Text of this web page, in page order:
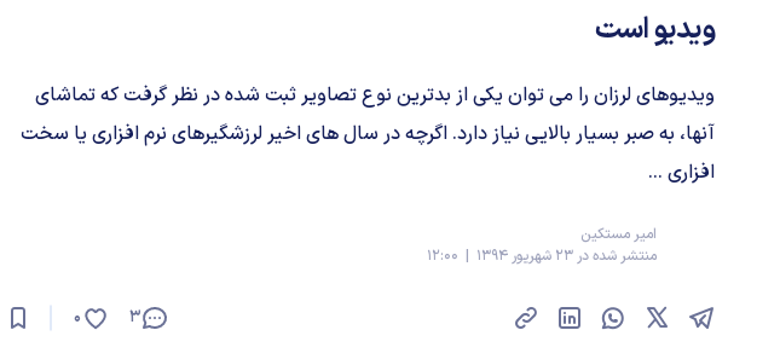
ویدیو است
ویدیوهای لرزان را می توان یکی از بدترین نوع تصاویر ثبت شده در نظر گرفت که تماشای
آنها، به صبر بسیار بالایی نیاز دارد. اگرچه در سال های اخیر لرزشگیرهای نرم افزاری یا سخت
افزاری ...
امیر مستکین
منتشر شده در 23 شهریور 1394 | 12:00
3
0